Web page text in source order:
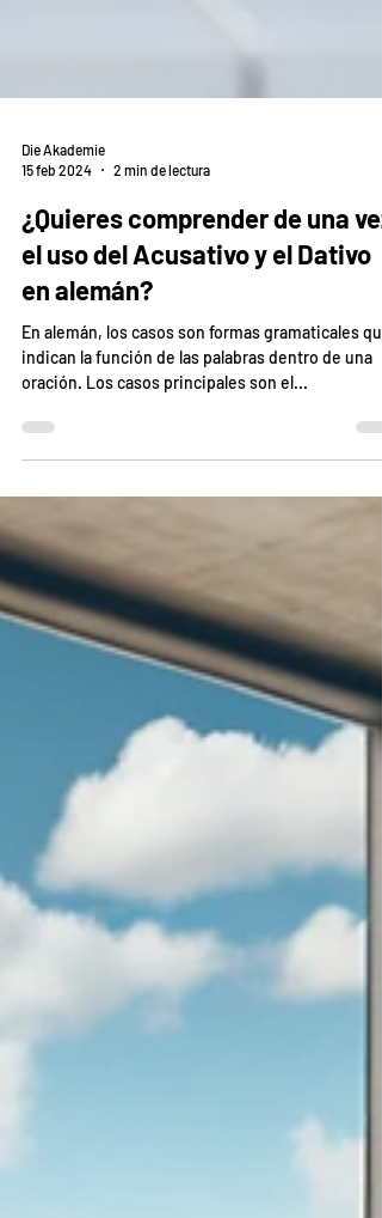
15 feb 2024
2 min de lectura
¿Quieres comprender de una vez
el uso del Acusativo y el Dativo
en alemán?
En alemán, los casos son formas gramaticales que
oración. Los casos principales son el...